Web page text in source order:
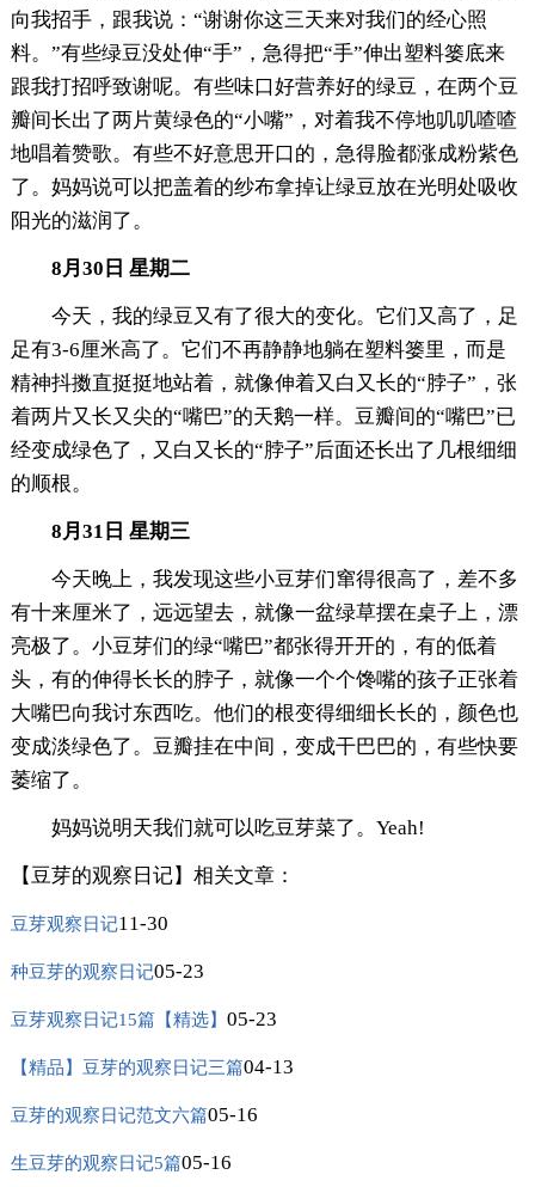
向我招手，跟我说：“谢谢你这三天来对我们的经心照
料。”有些绿豆没处伸“手”，急得把“手”伸出塑料篓底来
跟我打招呼致谢呢。有些味口好营养好的绿豆，在两个豆
瓣间长出了两片黄绿色的“小嘴”，对着我不停地叽叽喳喳
地唱着赞歌。有些不好意思开口的，急得脸都涨成粉紫色
了。妈妈说可以把盖着的纱布拿掉让绿豆放在光明处吸收
阳光的滋润了。
8月30日 星期二
今天，我的绿豆又有了很大的变化。它们又高了，足
足有3-6厘米高了。它们不再静静地躺在塑料篓里，而是
精神抖擞直挺挺地站着，就像伸着又白又长的“脖子”，张
着两片又长又尖的“嘴巴”的天鹅一样。豆瓣间的“嘴巴”已
经变成绿色了，又白又长的“脖子”后面还长出了几根细细
的顺根。
8月31日 星期三
今天晚上，我发现这些小豆芽们窜得很高了，差不多
有十来厘米了，远远望去，就像一盆绿草摆在桌子上，漂
亮极了。小豆芽们的绿“嘴巴”都张得开开的，有的低着
头，有的伸得长长的脖子，就像一个个馋嘴的孩子正张着
大嘴巴向我讨东西吃。他们的根变得细细长长的，颜色也
变成淡绿色了。豆瓣挂在中间，变成干巴巴的，有些快要
萎缩了。
妈妈说明天我们就可以吃豆芽菜了。Yeah!
【豆芽的观察日记】相关文章：
豆芽观察日记11-30
种豆芽的观察日记05-23
豆芽观察日记15篇【精选】 05-23
【精品】豆芽的观察日记三篇04-13
豆芽的观察日记范文六篇05-16
生豆芽的观察日记5篇05-16